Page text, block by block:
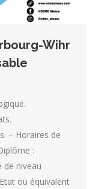
Wihr
– Horaires de
:
de niveau
ou équivalent